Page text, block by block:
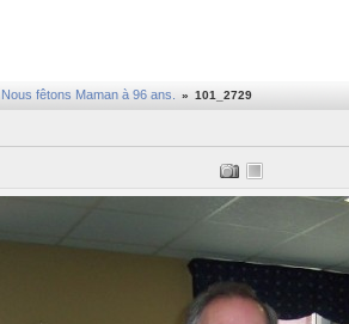
Nous fêtons Maman à 96 ans. » 101_2729